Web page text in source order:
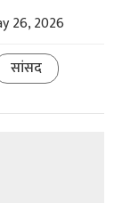
26, 2026
सांसद